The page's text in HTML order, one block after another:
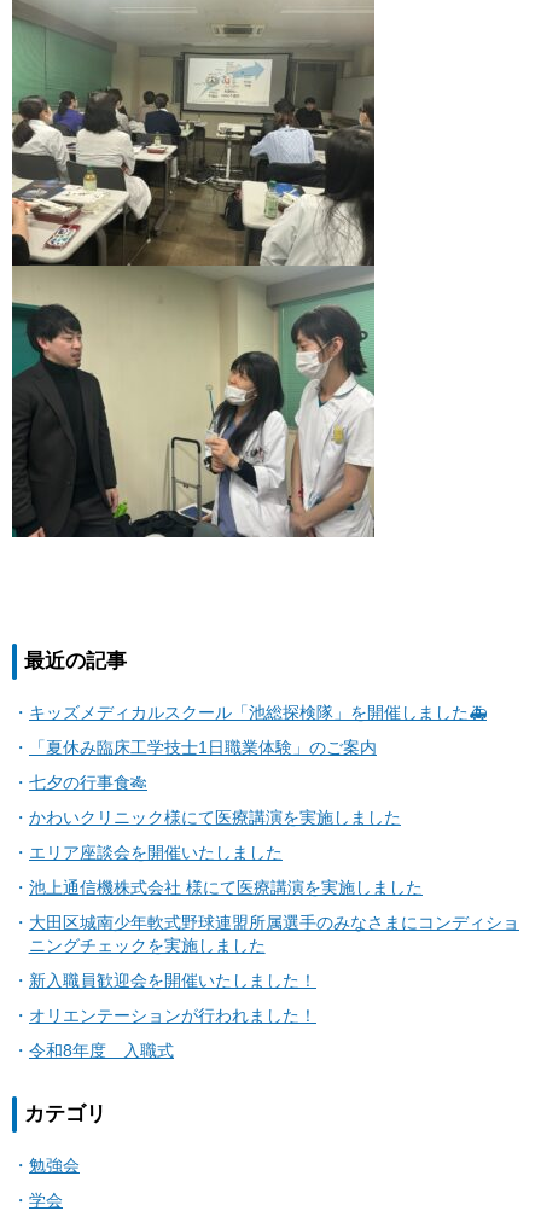
最近の記事
キッズメディカルスクール「池総探検隊」を開催しました🚑
「夏休み臨床工学技士1日職業体験」のご案内
七夕の行事食🎋
かわいクリニック様にて医療講演を実施しました
エリア座談会を開催いたしました
池上通信機株式会社 様にて医療講演を実施しました
大田区城南少年軟式野球連盟所属選手のみなさまにコンディショ
ニングチェックを実施しました
新入職員歓迎会を開催いたしました！
オリエンテーションが行われました！
令和8年度 入職式
カテゴリ
勉強会
学会